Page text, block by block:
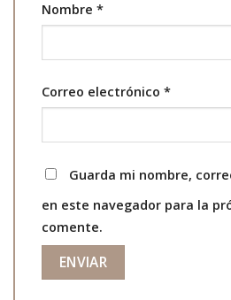
Nombre *
Correo electrónico *
Guarda mi nombre,
en este navegador para la
comente.